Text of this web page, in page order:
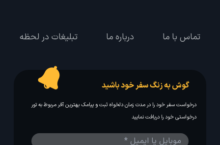
تماس با ما درباره ما تبلیغات در لحظه
گوش به زنگ سفر خود باشید
درخواست سفر خود را در مدت زمان دلخواه ثبت و پیامک بهترین آفر مربوط به تور
درخواستی خود را دریافت نمایید